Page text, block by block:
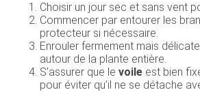
Choisir un jour sec et sans vent
Commencer par entourer les
protecteur si nécessaire.
Enrouler fermement mais
autour de la plante entière.
S’assurer que le voileest bien
pour éviter qu’il ne se détache